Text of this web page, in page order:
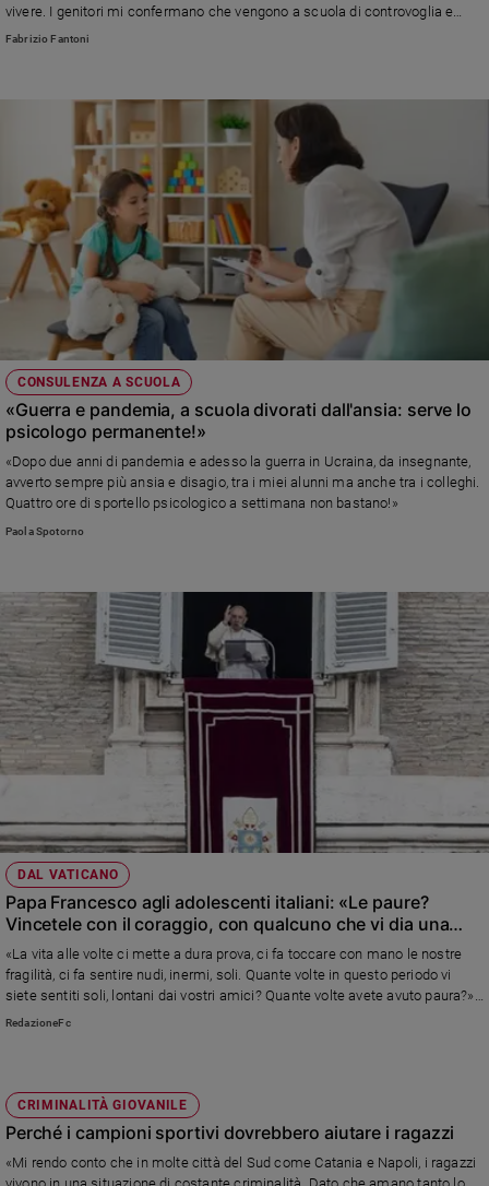
vivere. I genitori mi confermano che vengono a scuola di controvoglia e
molte di loro le trovo spesso isolate e circondate da poche amiche. Mi
Fabrizio Fantoni
CONSULENZA A SCUOLA
«Guerra e pandemia, a scuola divorati dall'ansia: serve lo
psicologo permanente!»
«Dopo due anni di pandemia e adesso la guerra in Ucraina, da insegnante,
avverto sempre più ansia e disagio, tra i miei alunni ma anche tra i colleghi.
Quattro ore di sportello psicologico a settimana non bastano!»
Paola Spotorno
DAL VATICANO
Papa Francesco agli adolescenti italiani: «Le paure?
Vincetele con il coraggio, con qualcuno che vi dia una
mano»
«La vita alle volte ci mette a dura prova, ci fa toccare con mano le nostre
fragilità, ci fa sentire nudi, inermi, soli. Quante volte in questo periodo vi
siete sentiti soli, lontani dai vostri amici? Quante volte avete avuto paura?».
Le parole di speranza di papa Francesco rivolte ai giovani durante l'incontro
RedazioneFc
CRIMINALITÀ GIOVANILE
Perché i campioni sportivi dovrebbero aiutare i ragazzi
«Mi rendo conto che in molte città del Sud come Catania e Napoli, i ragazzi